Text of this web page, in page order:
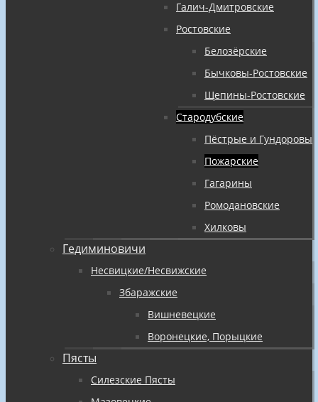
Галич-Дмитровские
Ростовские
Белозёрские
Бычковы-Ростовские
Щепины-Ростовские
Стародубские
Пёстрые и Гундоровы
Пожарские
Гагарины
Ромодановские
Хилковы
Гедиминовичи
Несвицкие/Несвижские
Збаражские
Вишневецкие
Воронецкие, Порыцкие
Пясты
Силезские Пясты